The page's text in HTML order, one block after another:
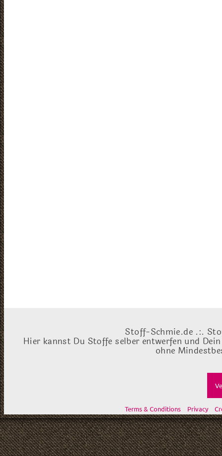
Stoff-Schmie.de .:.
Hier kannst Du Stoffe selber entwerfen und
ohne
Terms & Conditions Privacy